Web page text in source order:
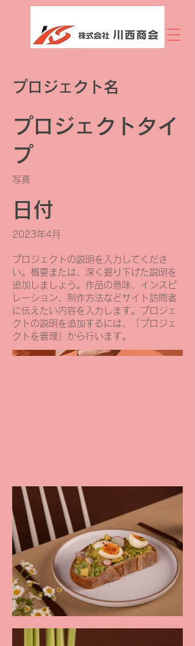
プロジェクト名
プロジェクトタイ
プ
写真
日付
2023年4月
プロジェクトの説明を入力してくださ
い。概要または、深く掘り下げた説明を
追加しましょう。作品の意味、インスピ
レーション、制作方法などサイト訪問者
に伝えたい内容を入力します。プロジェ
クトの説明を追加するには、「プロジェ
クトを管理」から行います。